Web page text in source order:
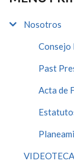
Nosotros
Past
Acta de
VIDEOTECA